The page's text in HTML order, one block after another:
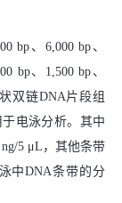
bp、6,000 bp、
bp、1,500 bp、
双链DNA片段组
电泳分析。其中
5 μL，其他条带
中DNA条带的分